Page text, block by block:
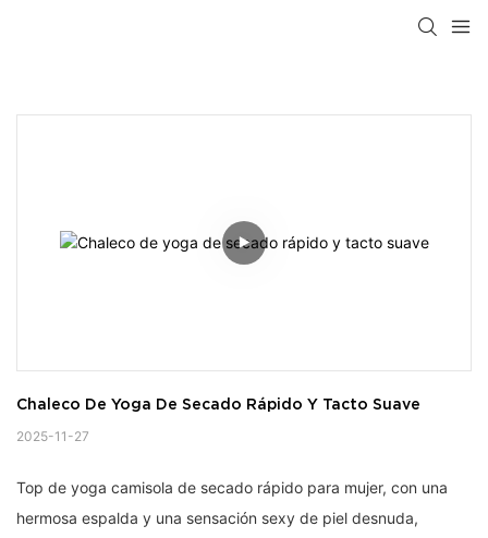
Chaleco De Yoga De Secado Rápido Y Tacto Suave
2025-11-27
Top de yoga camisola de secado rápido para mujer, con una
hermosa espalda y una sensación sexy de piel desnuda,